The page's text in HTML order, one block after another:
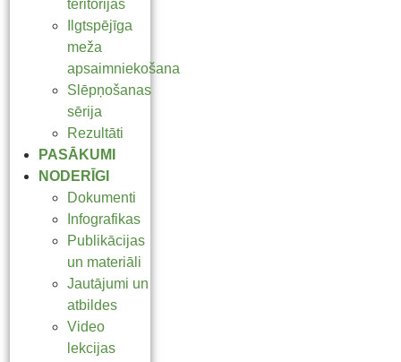
teritorijas
Ilgtspējīga
meža
apsaimniekošana
Slēpņošanas
sērija
Rezultāti
PASĀKUMI
NODERĪGI
Dokumenti
Infografikas
Publikācijas
un materiāli
Jautājumi un
atbildes
Video
lekcijas